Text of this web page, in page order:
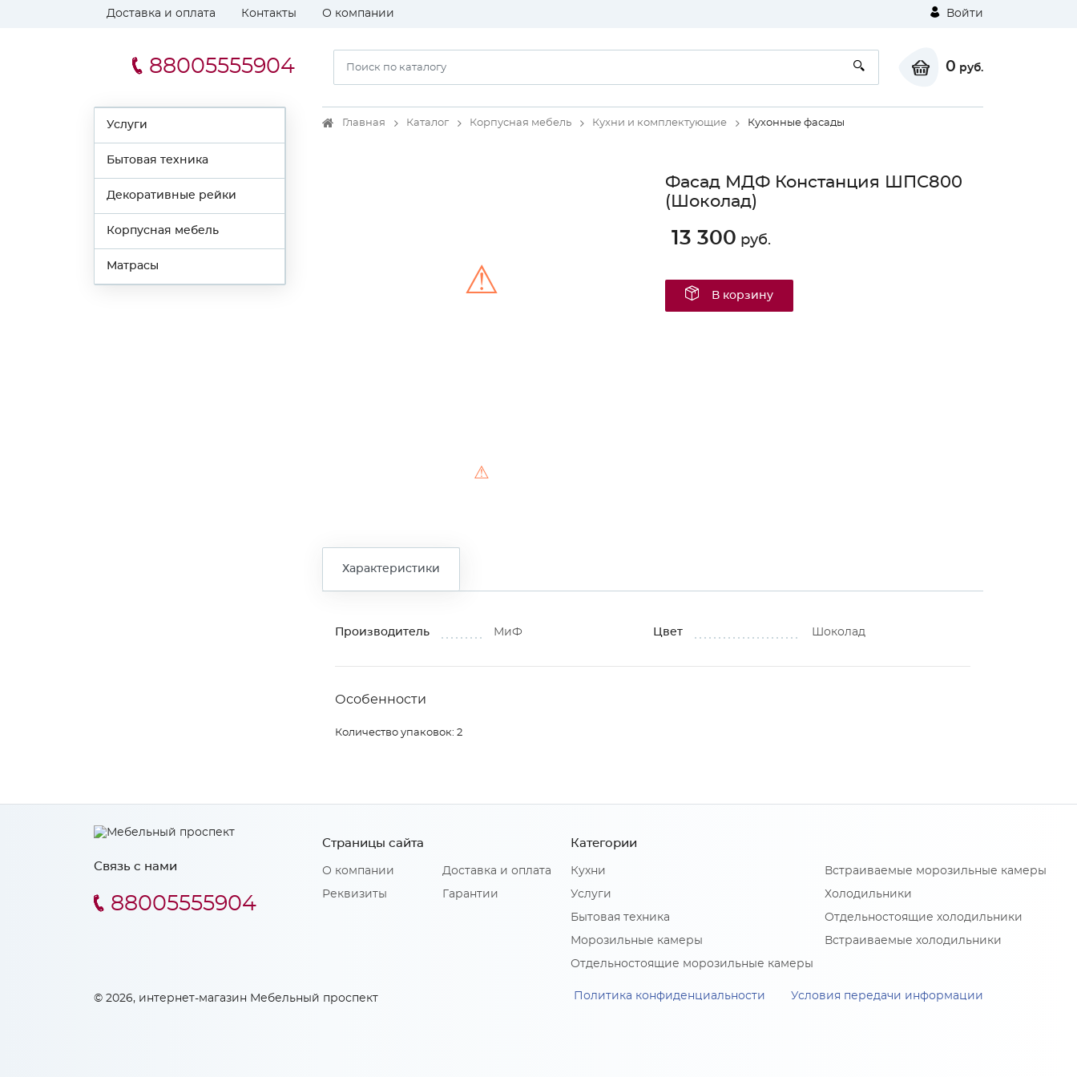
Доставка и оплата Контакты О компании Войти
88005555904 0 руб.
Услуги
Бытовая техника
Декоративные рейки
Корпусная мебель
Матрасы
Главная Каталог Корпусная мебель Кухни и комплектующие Кухонные фасады
⚠
⚠
Фасад МДФ Констанция ШПС800
(Шоколад)
13 300 руб.
В корзину
Характеристики
Производитель МиФ Цвет Шоколад
Особенности
Количество упаковок: 2
Связь с нами
88005555904
Страницы сайта
О компании
Реквизиты
Доставка и оплата
Гарантии
Категории
Кухни
Услуги
Бытовая техника
Морозильные камеры
Отдельностоящие морозильные камеры
Встраиваемые морозильные камеры
Холодильники
Отдельностоящие холодильники
Встраиваемые холодильники
© 2026, интернет-магазин Мебельный проспект Политика конфиденциальности Условия передачи информации